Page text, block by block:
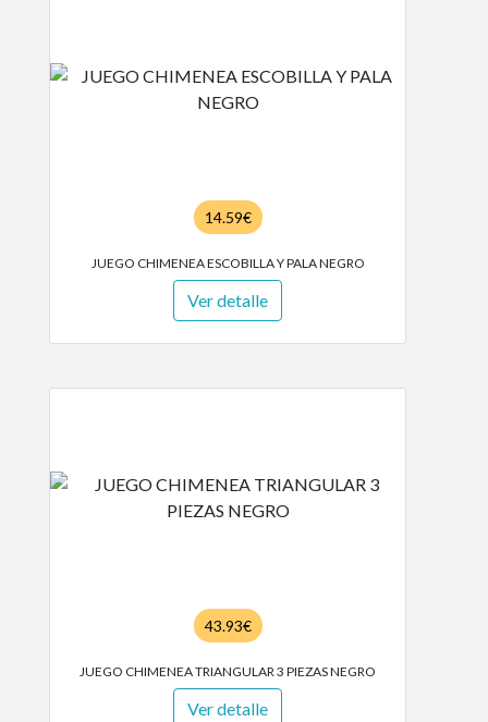
14.59€
JUEGO CHIMENEA ESCOBILLA Y PALA NEGRO
Ver detalle
43.93€
JUEGO CHIMENEA TRIANGULAR 3 PIEZAS NEGRO
Ver detalle